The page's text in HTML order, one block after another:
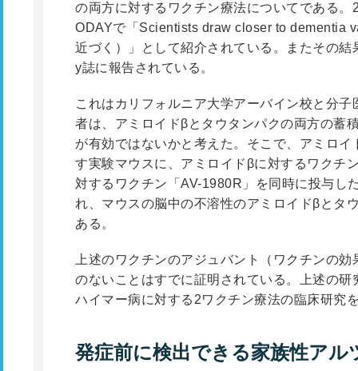
の両方に対するワクチン療法についてである
ODAYで「Scientists draw closer to dementia
近づく）」として紹介されている。またその
y誌に報告されている。
これはカリフォルニア大学アーバイン校と分
者は、アミロイドβとタウタンパクの両方の蓄
が有効ではないかと考えた。そこで、アミロ
す実験マウスに、アミロイドβに対するワクチ
対するワクチン「AV-1980R」を同時に投与し
れ、マウスの脳中の不溶性のアミロイドβとタ
ある。
上述のワクチンのアジュバント（ワクチンの
のないことはすでに証明されている。上述の
ハイマー病に対する2ワクチン療法の臨床研究
発症前に検出できる家族性アル